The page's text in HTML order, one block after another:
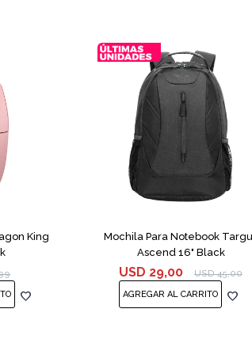
King
Mochila Para Notebook
Ascend 16" Black
USD 29,00 USD 45,00